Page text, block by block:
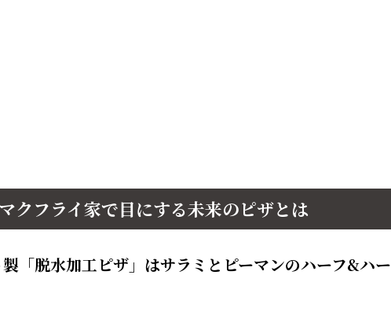
クフライ家で目にする未来のピザとは
「脱水加工ピザ」はサラミとピーマンのハーフ&ハー